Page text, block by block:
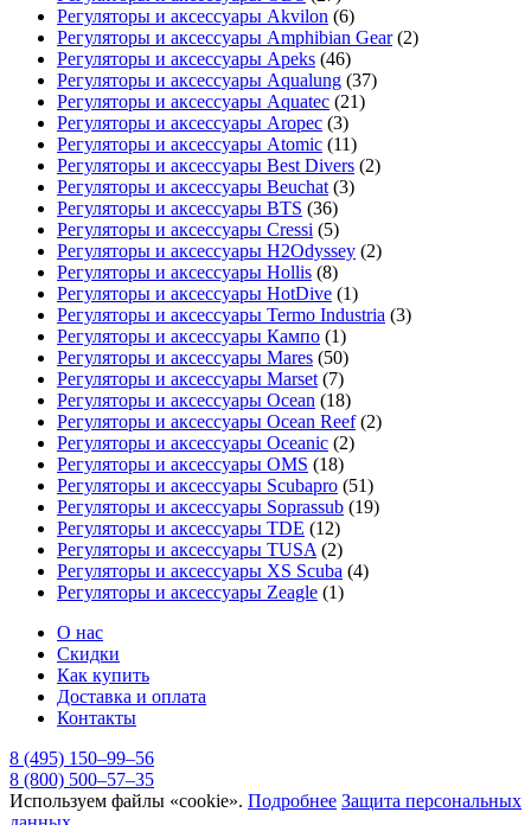
Регуляторы и аксессуары Akvilon (6)
Регуляторы и аксессуары Amphibian Gear(2)
Регуляторы и аксессуары Apeks (46)
Регуляторы и аксессуары Aqualung (37)
Регуляторы и аксессуары Aquatec (21)
Регуляторы и аксессуары Aropec (3)
Регуляторы и аксессуары Atomic (11)
Регуляторы и аксессуары Best Divers (2)
Регуляторы и аксессуары Beuchat (3)
Регуляторы и аксессуары BTS (36)
Регуляторы и аксессуары Cressi (5)
Регуляторы и аксессуары H2Odyssey (2)
Регуляторы и аксессуары Hollis (8)
Регуляторы и аксессуары HotDive (1)
Регуляторы и аксессуары Termo Industria (3)
Регуляторы и аксессуары Кампо (1)
Регуляторы и аксессуары Mares (50)
Регуляторы и аксессуары Marset (7)
Регуляторы и аксессуары Ocean (18)
Регуляторы и аксессуары Ocean Reef(2)
Регуляторы и аксессуары Oceanic (2)
Регуляторы и аксессуары OMS (18)
Регуляторы и аксессуары Scubapro (51)
Регуляторы и аксессуары Soprassub (19)
Регуляторы и аксессуары TDE (12)
Регуляторы и аксессуары TUSA (2)
Регуляторы и аксессуары XS Scuba (4)
Регуляторы и аксессуары Zeagle (1)
О нас
Скидки
Как купить
Доставка и оплата
Контакты
8 (495) 150–99–56
8 (800) 500–57–35
Используем файлы «cookie». Подробнее Защита персональных